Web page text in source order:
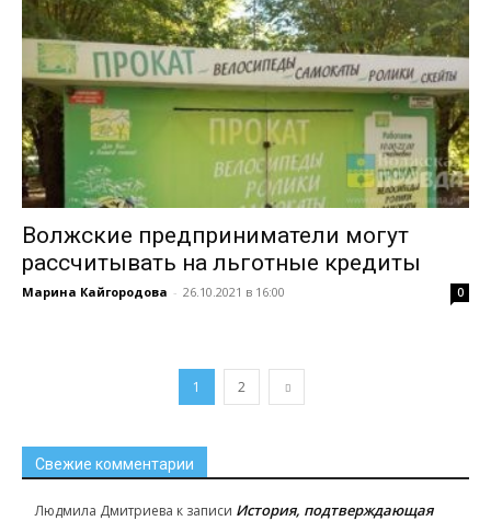
Волжские предприниматели могут
рассчитывать на льготные кредиты
Марина Кайгородова - 26.10.2021 в 16:00 0
1 2
Свежие комментарии
Людмила Дмитриева к записи История, подтверждающая